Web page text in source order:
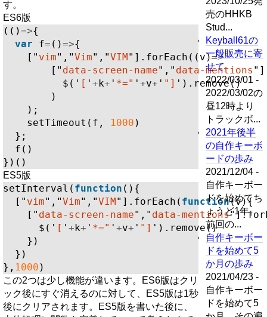
す。
ES6版
(()=>{
var
f= ()=>{
[ " vim" , "Vim" , "VIM " ]. forEach (( v)=>
[ " data-screen-name" , " data-mentions "
$ ( ' [ '+ k+ ' *=" '+v+ ' "] ' ). remove()
)
);
setTimeout ( f , 1000 )
};
f ()
})()
ES5版
setInterval ( function (){
[ " vim" , "Vim" , "VIM " ]. forEach ( function(v){
[ " data-screen-name" , " data-mentions"].
$ ( ' [ '+ k+ ' *=" '+v+ ' "] ' ). remove()
})
})
}, 1000 )
この2つは少し機能が違います。ES6版はクリ
ック後にすぐ消えるのに対して、ES5版は1秒
後にクリアされます。ES5版を書いた後に、
売のHHKB
Stud...
Keyball61の
一般販売に寄
せて
2022/03/01 -
2022/03/02の
昼12時より
トラックボ...
2021年後半
の自作キーボ
ードの歩み
2021/12/04 -
自作キーボー
ドを始めてち
ょうど1年。
前回の...
自作キーボー
ドを始めて5
か月の歩み
2021/04/23 -
自作キーボー
ドを始めて5